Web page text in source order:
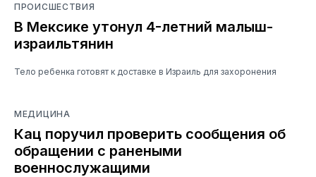
ПРОИСШЕСТВИЯ
В Мексике утонул 4-летний малыш-
израильтянин
Тело ребенка готовят к доставке в Израиль для захоронения
МЕДИЦИНА
Кац поручил проверить сообщения об
обращении с ранеными
военнослужащими